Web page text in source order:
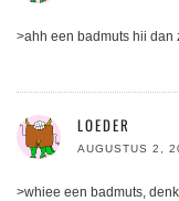
>ahh een badmuts hii dan
LOEDER
AUGUSTUS 2,
>whiee een badmuts,